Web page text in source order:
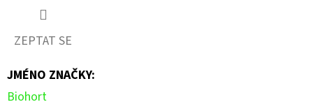
hodnocení
0,0
z
ZEPTAT SE
JMÉNO ZNAČKY:
Biohort